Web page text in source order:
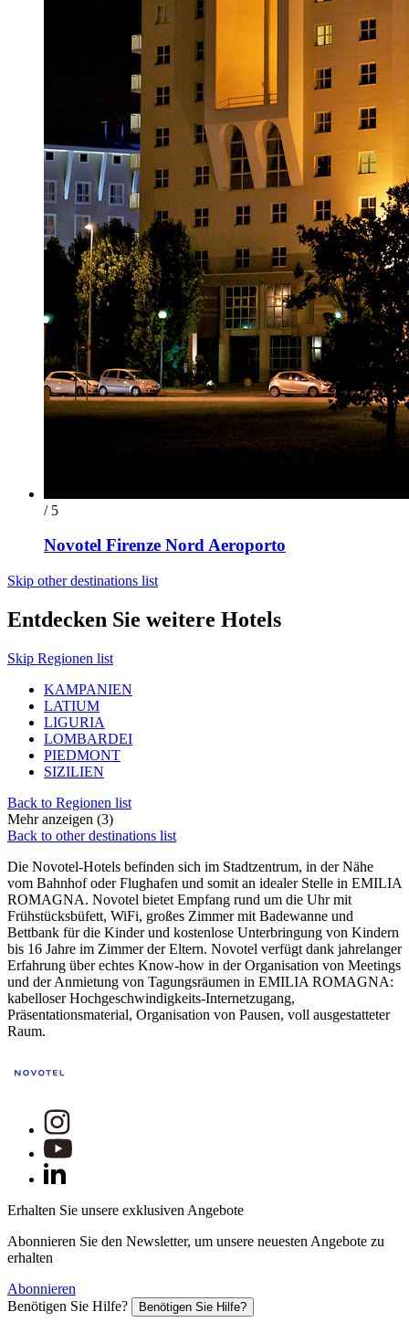
/ 5
Novotel Firenze Nord Aeroporto
Skip other destinations list
Entdecken Sie weitere Hotels
Skip Regionen list
KAMPANIEN
LATIUM
LIGURIA
LOMBARDEI
PIEDMONT
SIZILIEN
Back to Regionen list
Mehr anzeigen (3)
Back to other destinations list
Die Novotel-Hotels befinden sich im Stadtzentrum, in der Nähe
vom Bahnhof oder Flughafen und somit an idealer Stelle in EMILIA
ROMAGNA. Novotel bietet Empfang rund um die Uhr mit
Frühstücksbüfett, WiFi, großes Zimmer mit Badewanne und
Bettbank für die Kinder und kostenlose Unterbringung von Kindern
bis 16 Jahre im Zimmer der Eltern. Novotel verfügt dank jahrelanger
Erfahrung über echtes Know-how in der Organisation von Meetings
und der Anmietung von Tagungsräumen in EMILIA ROMAGNA:
kabelloser Hochgeschwindigkeits-Internetzugang,
Präsentationsmaterial, Organisation von Pausen, voll ausgestatteter
Raum.
Erhalten Sie unsere exklusiven Angebote
Abonnieren Sie den Newsletter, um unsere neuesten Angebote zu
erhalten
Abonnieren
Benötigen Sie Hilfe?
Benötigen Sie Hilfe?